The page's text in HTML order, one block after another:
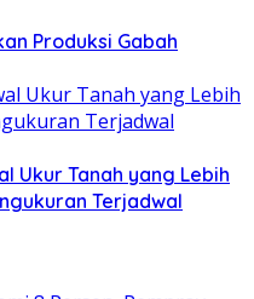
Produksi Gabah
Ukur Tanah yang Lebih
Terjadwal